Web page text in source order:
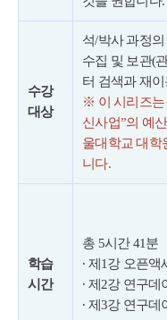
수강
대상
석/박사 과정
수집 및 보관(
터 검색과 재
※ 이 시리즈는
신사업”의 예
울대학교 대학
니다.
학습
시간
총 5시간 41분
∙ 제1강 오픈액
∙ 제2강 연구
∙ 제3강 연구